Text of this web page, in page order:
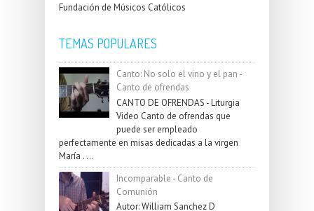
Fundación de Músicos Católicos
TEMAS POPULARES
Canto: No solo el vino y el pan -
Canto de ofrendas
CANTO DE OFRENDAS - Liturgia
Video Canto de ofrendas que
puede ser empleado
perfectamente en misas dedicadas a la virgen
María . ...
Incomparable - Canto de
Comunión
Autor: William Sanchez D